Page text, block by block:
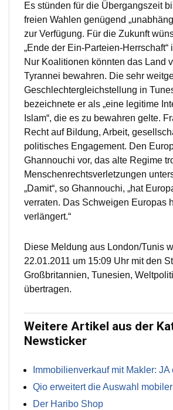
Es stünden für die Übergangszeit
freien Wahlen genügend
zur Verfügung. Für die Zukunft
„Ende der Ein-Parteien-Herrschaft“
Nur Koalitionen könnten das Land
Tyrannei bewahren. Die sehr
Geschlechtergleichstellung in
bezeichnete er als „eine legitime
Islam“, die es zu bewahren gelte.
Recht auf Bildung, Arbeit,
politisches Engagement. Den
Ghannouchi vor, das alte Regime
Menschenrechtsverletzungen
„Damit“, so Ghannouchi, „hat
verraten. Das Schweigen Europas
verlängert.“
Diese Meldung aus London/Tunis
22.01.2011 um 15:09 Uhr mit den
Großbritannien, Tunesien,
übertragen.
Weitere Artikel aus der
Newsticker
Immobilienverkauf mit Makler: JA
Qio erweitert die Auswahl
Der Haribo Shop